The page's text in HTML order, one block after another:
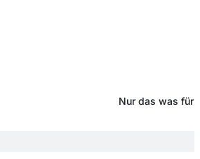
Nur das was für